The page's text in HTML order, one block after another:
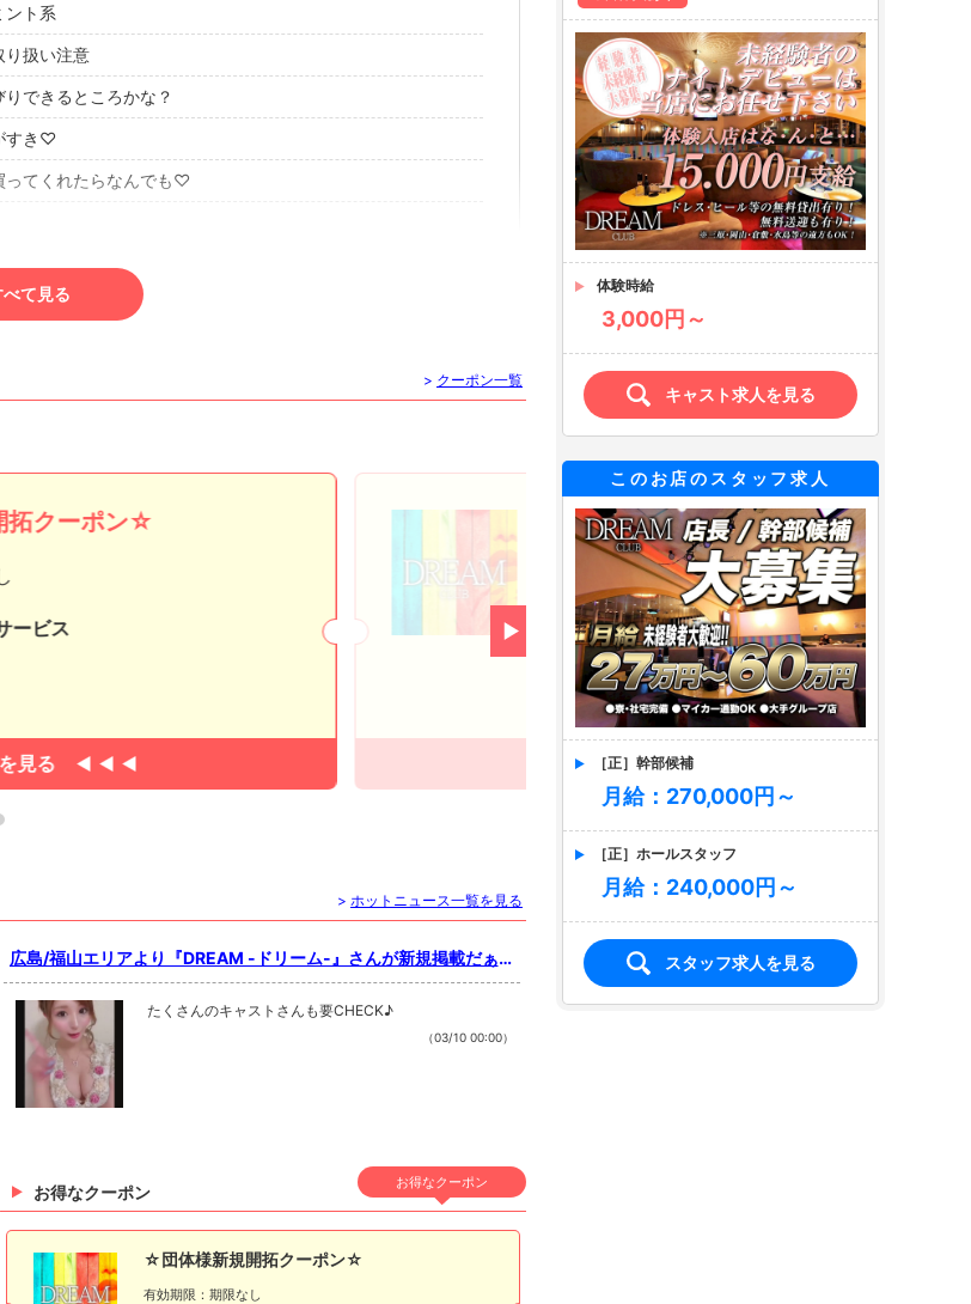
ント系
り扱い注意
りできるところかな？
すき♡
ってくれたらなんでも♡
か、とか いくらちゃんって、言われる。
べて見る
> クーポン一覧
拓クーポン☆
ービス
見る
★新規開拓クーポン★
有効期限：期限なし
新規フリーのお客様限定サービス
クーポンを見る
> ホットニュース一覧を見る
広島/福山エリアより『DREAM -ドリーム-』さんが新規掲載だぁ
ー٩(ˊᗜˋ*)و
たくさんのキャストさんも要CHECK♪
（03/10 00:00）
お得なクーポン お得なクーポン
☆団体様新規開拓クーポン☆
有効期限：期限なし
体験時給
3,000円～
キャスト求人を見る
このお店のスタッフ求人
［正］幹部候補
月給：270,000円～
［正］ホールスタッフ
月給：240,000円～
スタッフ求人を見る